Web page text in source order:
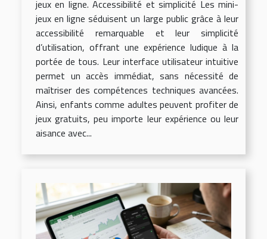
jeux en ligne. Accessibilité et simplicité Les mini-
jeux en ligne séduisent un large public grâce à leur
accessibilité remarquable et leur simplicité
d’utilisation, offrant une expérience ludique à la
portée de tous. Leur interface utilisateur intuitive
permet un accès immédiat, sans nécessité de
maîtriser des compétences techniques avancées.
Ainsi, enfants comme adultes peuvent profiter de
jeux gratuits, peu importe leur expérience ou leur
aisance avec...